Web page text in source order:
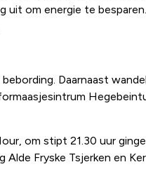
uit om energie te
Daarnaast
om stipt 21.30 uur
Fryske Tsjerken en